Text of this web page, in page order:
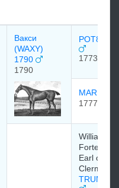
Вакси
(WAXY)
1790
1790
POT8OS
1773
MARIA
1777
William
Earl of
Clermont